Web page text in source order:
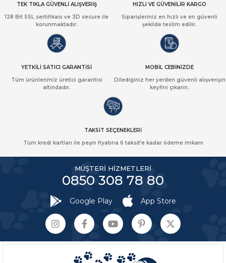
TEK TIKLA GÜVENLİ ALIŞVERİŞ
128 Bit SSL sertifikası ve 3D secure ile
korunmaktadır.
HIZLI VE GÜVENİLİR KARGO
Siparişleriniz en hızlı ve en güvenli
şekilde teslim edilir.
YETKİLİ SATICI GARANTİSİ
Tüm ürünlerimiz üretici garantisi
altındadır.
MOBİL CEBİNİZDE
Dilediğiniz her yerden güvenli alışverişin
keyfini çıkarın.
TAKSİT SEÇENEKLERİ
Tüm kredi kartları ile peşin fiyatına 6 taksit’e kadar ödeme imkanı
MÜŞTERİ HİZMETLERİ
0850 308 78 80
Google Play App Store